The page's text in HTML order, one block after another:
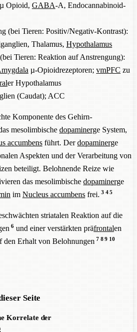
Opioid, GABA-A, Endocannabinoid-
(bei Tieren: Positiv/Negativ-Kontrast):
Thalamus, Hypothalamus
Tieren: Reaktion auf Anstrengung):
µ-Opioidrezeptoren; vmPFC zu
er Hypothalamus
(Caudat); ACC
Komponente des Gehirn-
mesolimbische dopaminerge System,
accumbens führt. Derdopaminerge
Aspekten und der Verarbeitung von
beteiligt. Belohnende Reize wie
das mesolimbische dopaminerge
im Nucleus accumbens frei. 3 4 5
striatalen Reaktion auf die
6und einer verstärkten präfrontalen
den Erhalt von Belohnungen 7 8 9 10
Seite
Korrelate der